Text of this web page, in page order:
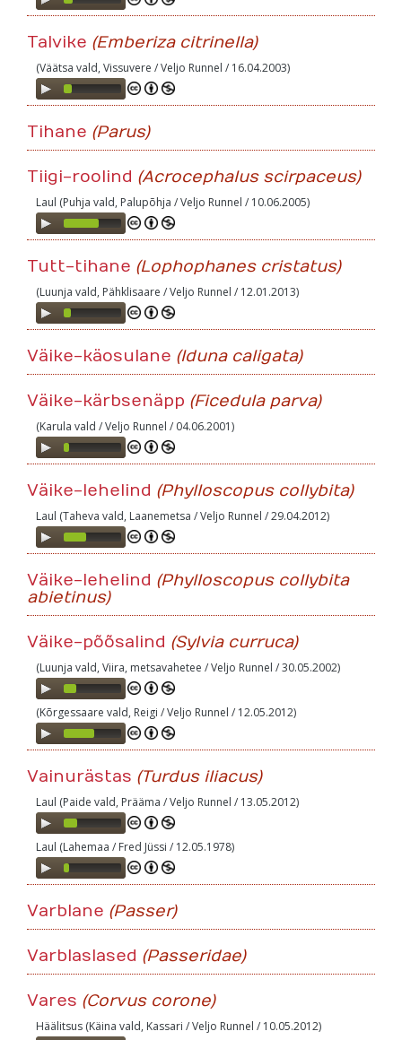
Player
Talvike (Emberiza citrinella)
(Väätsa vald, Vissuvere / Veljo Runnel / 16.04.2003)
Audio
Player
Tihane (Parus)
Tiigi-roolind (Acrocephalus scirpaceus)
Laul (Puhja vald, Palupõhja / Veljo Runnel / 10.06.2005)
Audio
Player
Tutt-tihane (Lophophanes cristatus)
(Luunja vald, Pähklisaare / Veljo Runnel / 12.01.2013)
Audio
Player
Väike-käosulane (Iduna caligata)
Väike-kärbsenäpp (Ficedula parva)
(Karula vald / Veljo Runnel / 04.06.2001)
Audio
Player
Väike-lehelind (Phylloscopus collybita)
Laul (Taheva vald, Laanemetsa / Veljo Runnel / 29.04.2012)
Audio
Player
Väike-lehelind (Phylloscopus collybita
abietinus)
Väike-põõsalind (Sylvia curruca)
(Luunja vald, Viira, metsavahetee / Veljo Runnel / 30.05.2002)
Audio
Player
(Kõrgessaare vald, Reigi / Veljo Runnel / 12.05.2012)
Audio
Player
Vainurästas (Turdus iliacus)
Laul (Paide vald, Prääma / Veljo Runnel / 13.05.2012)
Audio
Player
Laul (Lahemaa / Fred Jüssi / 12.05.1978)
Audio
Player
Varblane (Passer)
Varblaslased (Passeridae)
Vares (Corvus corone)
Häälitsus (Käina vald, Kassari / Veljo Runnel / 10.05.2012)